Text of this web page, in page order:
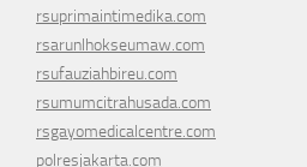
rsuprimaintimedika.com
rsarunlhokseumaw.com
rsufauziahbireu.com
rsumumcitrahusada.com
rsgayomedicalcentre.com
polresjakarta.com